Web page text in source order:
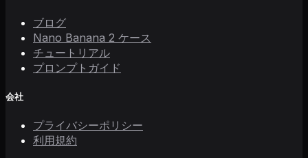
ブログ
Nano Banana 2 ケース
チュートリアル
プロンプトガイド
会社
プライバシーポリシー
利用規約